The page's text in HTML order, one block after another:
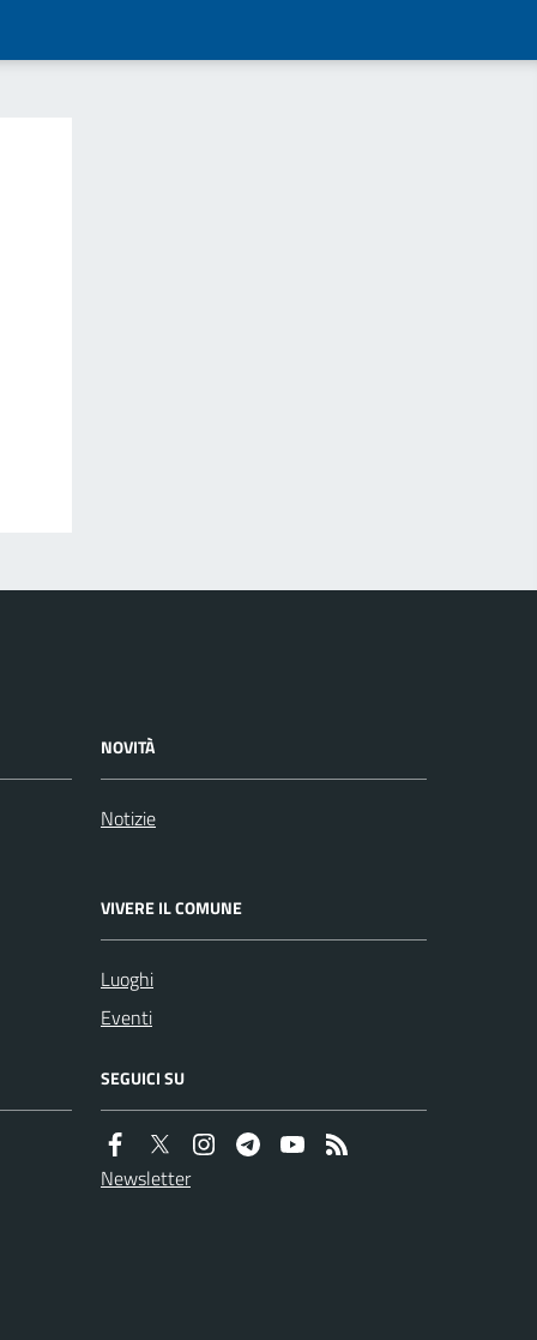
NOVITÀ
Notizie
VIVERE IL COMUNE
Luoghi
Eventi
SEGUICI SU
Newsletter